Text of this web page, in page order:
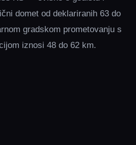
domet od deklariranih 63 do
gradskom prometovanju s
iznosi 48 do 62 km.